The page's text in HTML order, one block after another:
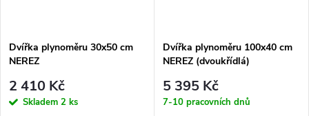
Dvířka plynoměru 30x50 cm
NEREZ
2 410 Kč
Skladem 2 ks
Dvířka plynoměru 100x40 cm
NEREZ (dvoukřídlá)
5 395 Kč
7-10 pracovních dnů